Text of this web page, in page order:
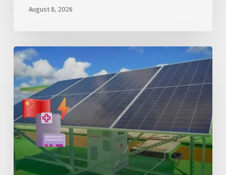
August 8, 2026
Arriba
Cuba
segundo
donativo
chino
de
sistemas
solares
fotovoltaicos